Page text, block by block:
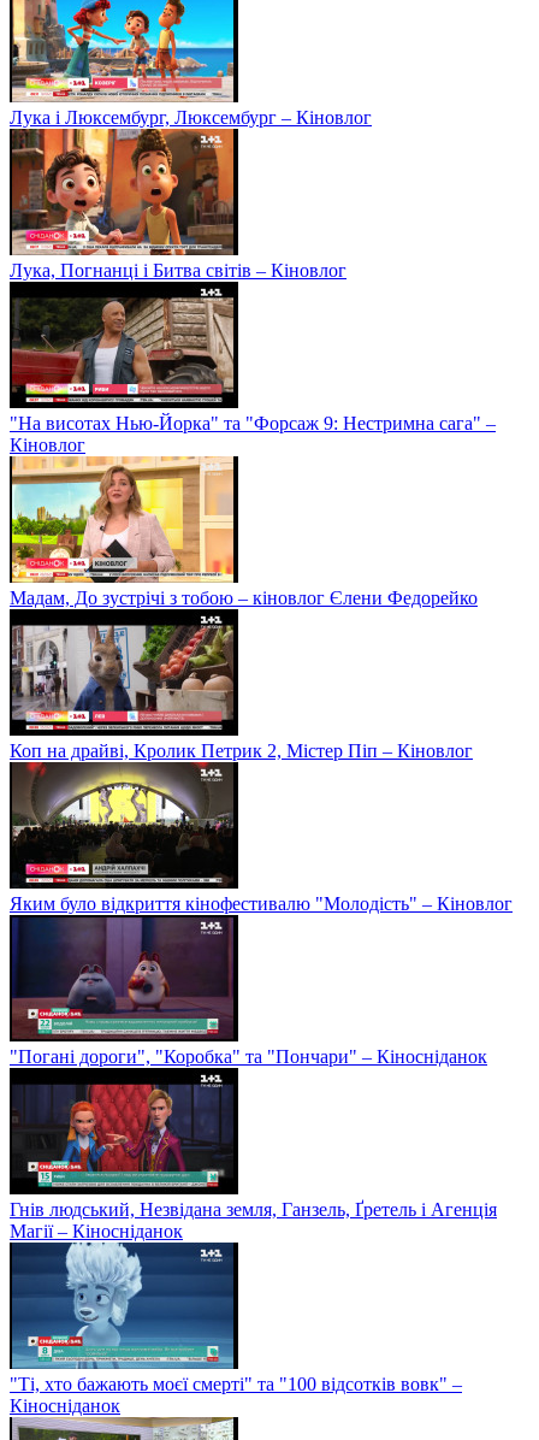
Лука і Люксембург, Люксембург – Кіновлог
Лука, Погнанці і Битва світів – Кіновлог
"На висотах Нью-Йорка" та "Форсаж 9: Нестримна сага" –
Кіновлог
Мадам, До зустрічі з тобою – кіновлог Єлени Федорейко
Коп на драйві, Кролик Петрик 2, Містер Піп – Кіновлог
Яким було відкриття кінофестивалю "Молодість" – Кіновлог
"Погані дороги", "Коробка" та "Пончари" – Кіносніданок
Гнів людський, Незвідана земля, Ганзель, Ґретель і Агенція
Магії – Кіносніданок
"Ті, хто бажають моєї смерті" та "100 відсотків вовк" –
Кіносніданок